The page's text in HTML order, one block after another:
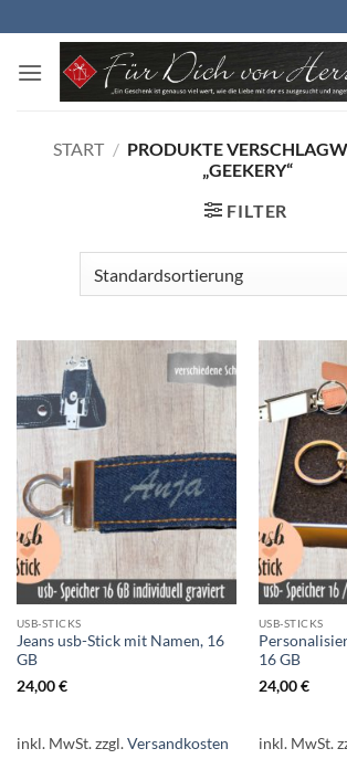
Inhalt
springen
START / PRODUKTE
„GEEKERY“
FILTER
USB-STICKS
Jeans usb-Stick mit Namen, 16
GB
24,00€
inkl. MwSt.zzgl.Versandkosten
USB-STICKS
16 GB
24,00€
inkl. MwSt.